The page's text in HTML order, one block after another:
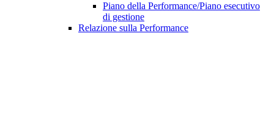
Piano della Performance/Piano esecutivo
di gestione
Relazione sulla Performance